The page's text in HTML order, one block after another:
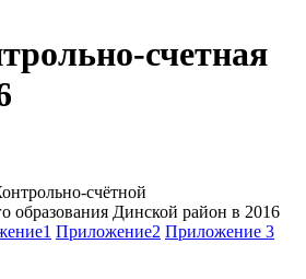
счетная
счётной
образования Динской район в 2016
Приложение2 Приложение 3